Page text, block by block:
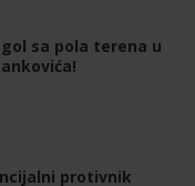
gol sa pola terena u
protivnik